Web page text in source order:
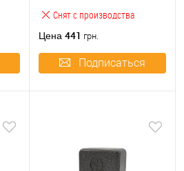
Снят с производства
Цена 441 грн.
Подписаться